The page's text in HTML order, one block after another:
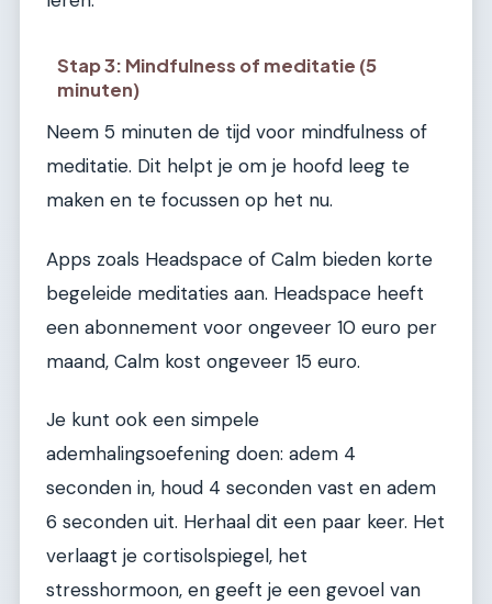
Stap 3: Mindfulness of meditatie (5
minuten)
Neem 5 minuten de tijd voor mindfulness of
meditatie. Dit helpt je om je hoofd leeg te
maken en te focussen op het nu.
Apps zoals Headspace of Calm bieden korte
begeleide meditaties aan. Headspace heeft
een abonnement voor ongeveer 10 euro per
maand, Calm kost ongeveer 15 euro.
Je kunt ook een simpele
ademhalingsoefening doen: adem 4
seconden in, houd 4 seconden vast en adem
6 seconden uit. Herhaal dit een paar keer. Het
verlaagt je cortisolspiegel, het
stresshormoon, en geeft je een gevoel van